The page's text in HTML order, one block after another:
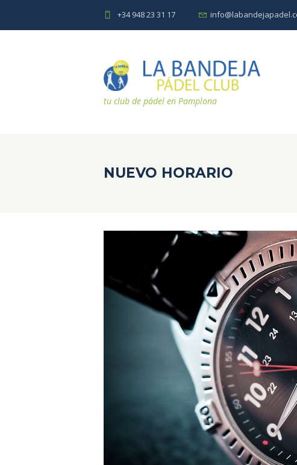
+34 948 23 31 17
tu club de pádel en Pamplona
NUEVO HORARIO